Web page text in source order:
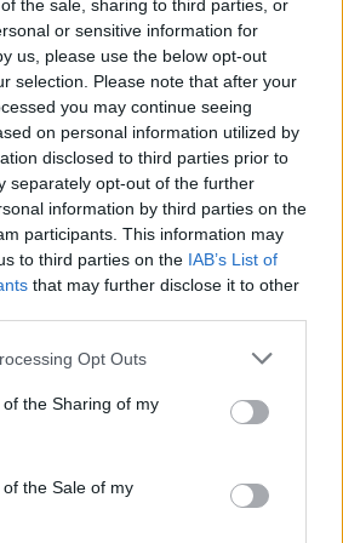
the sale, sharing to third parties, or
or sensitive information for
us, please use the below opt-out
selection. Please note that after your
you may continue seeing
on personal information utilized by
disclosed to third parties prior to
separately opt-out of the further
information by third parties on the
participants. This information may
to third parties on the IAB’s List of
that may further disclose it to other
Opt Outs
the Sharing of my
the Sale of my
ότι τα έντονα χρώματα που
και θερμούς τόνους
μυαλό και δεν βοηθούν το
πριν από τον ύπνο.
πιο ήπιες αποχρώσεις
που θεωρούνται από
για το υπνοδωμάτιο.
να είσαι πιο συγκεντρωμένη
ένα χρώμα που συνδέεται